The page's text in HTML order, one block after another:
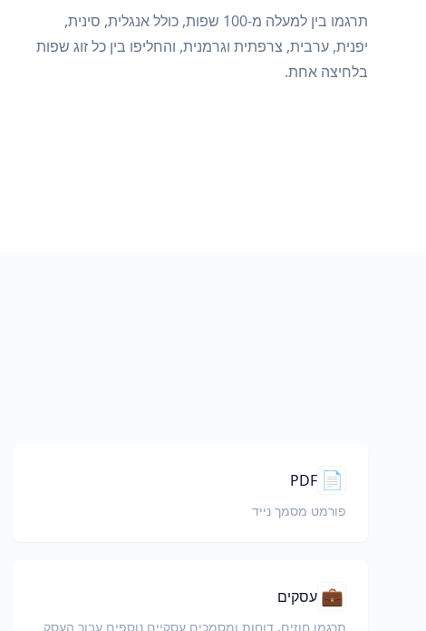
תרגמו בין למעלה מ-100 שפות, כולל אנגלית, סינית,
יפנית, ערבית, צרפתית וגרמנית, והחליפו בין כל זוג שפות
בלחיצה אחת.
📄
PDF
פורמט מסמך נייד
💼 עסקים
תרגמו חוזים, דוחות ומסמכים עסקיים נוספים עבור העסק